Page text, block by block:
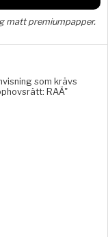
matt premiumpapper.
som krävs
RAÄ"